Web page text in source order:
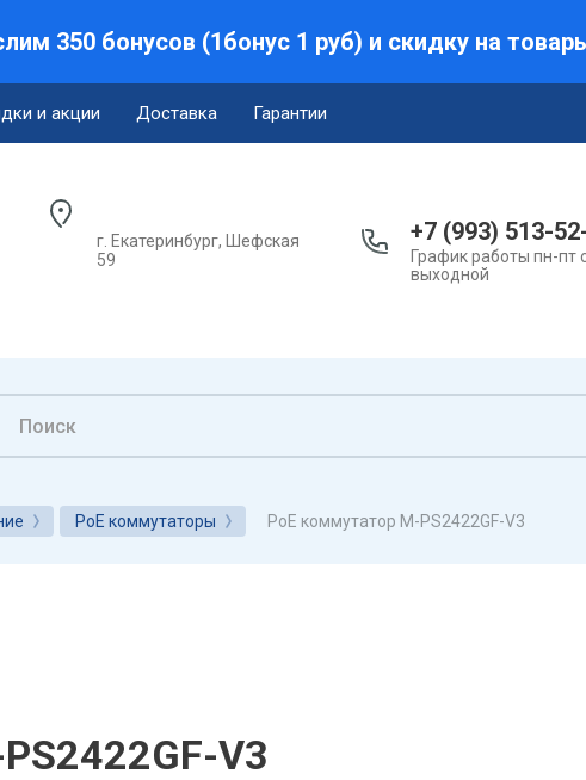
350 бонусов (1бонус 1 руб) и скидку на
и акции Доставка Гарантии
г. Екатеринбург, Шефская
59
+7 (993) 513-
График работы пн-пт
выходной
PoE коммутаторы PoE коммутатор M-PS2422GF-V3
V3